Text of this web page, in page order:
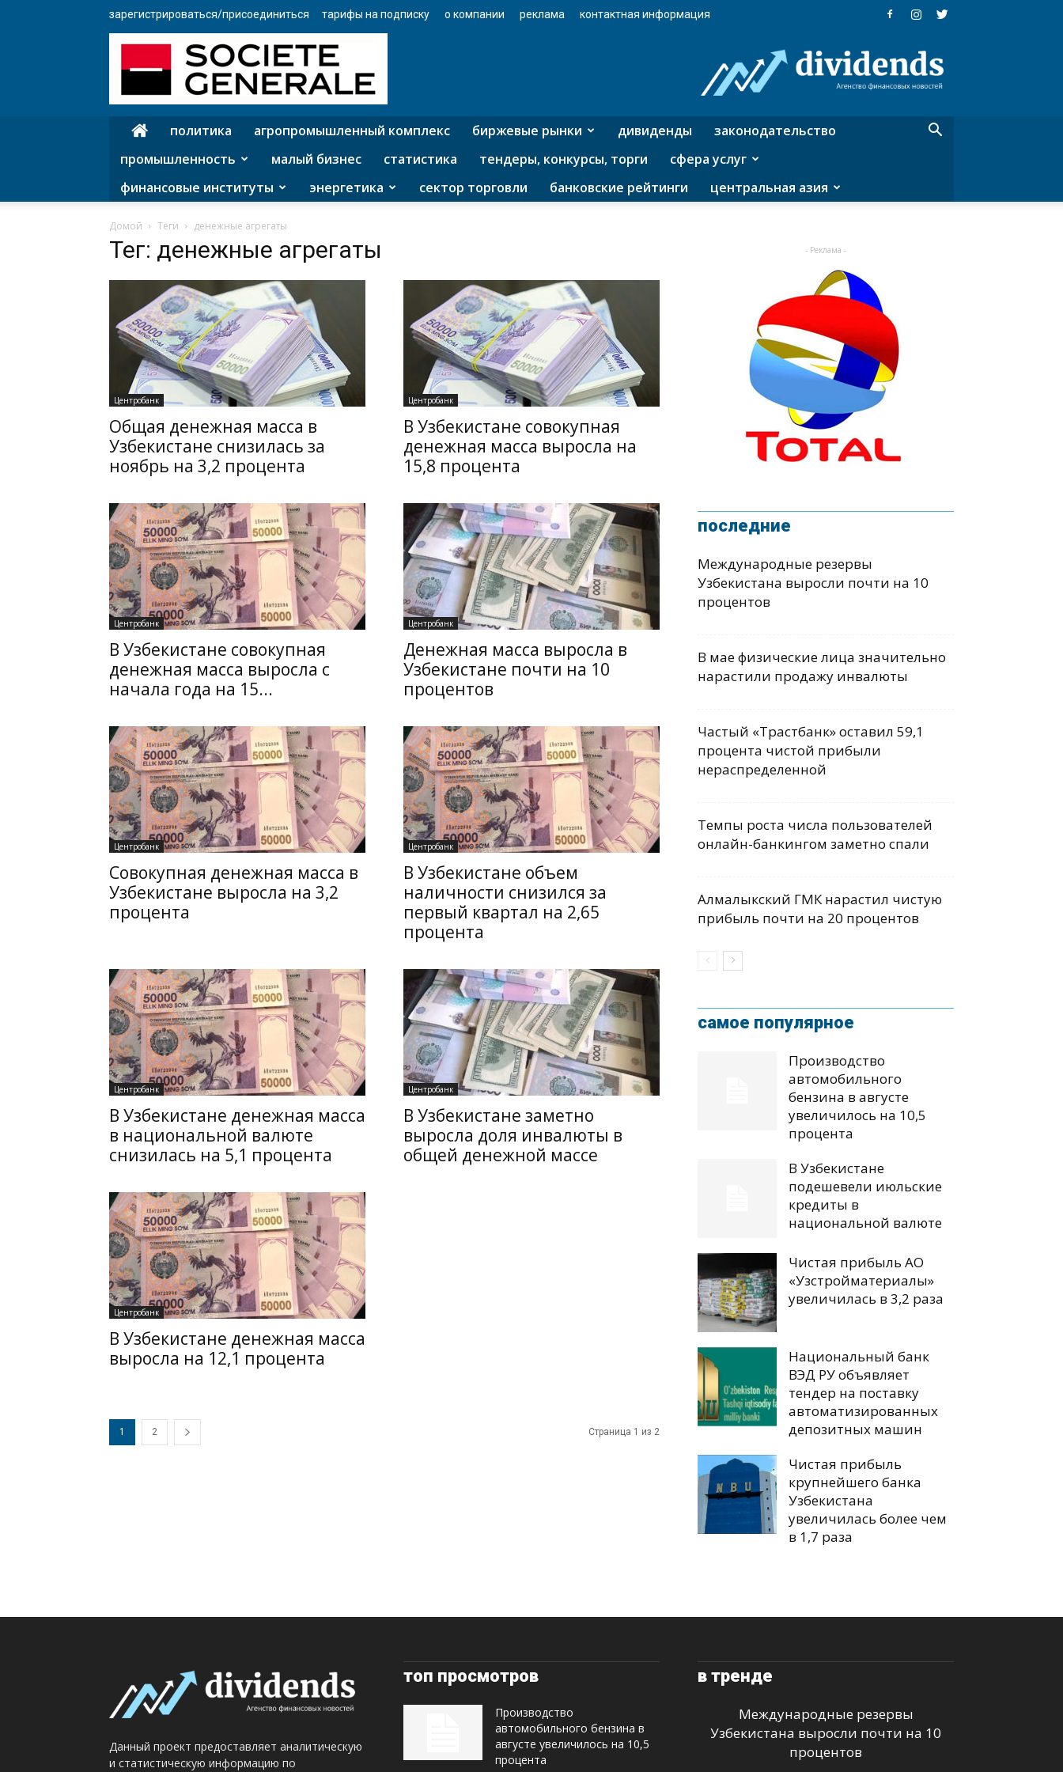
зарегистрироваться/присоединиться тарифы на подписку о компании реклама контактная информация
агентство
финансовых
политика агропромышленный комплекс биржевые рынки дивиденды
законодательство
промышленность
малый бизнес статистика тендеры, конкурсы, торги
сфера услуг
финансовые институты
энергетика сектор торговли банковские рейтинги центральная азия
Домой Теги денежные агрегаты
Тег: денежные агрегаты
Центробанк
Общая денежная масса в
Узбекистане снизилась за
ноябрь на 3,2 процента
Центробанк
В Узбекистане совокупная
денежная масса выросла на
15,8 процента
Центробанк
В Узбекистане совокупная
денежная масса выросла с
начала года на 15...
Центробанк
Денежная масса выросла в
Узбекистане почти на 10
процентов
Центробанк
Совокупная денежная масса в
Узбекистане выросла на 3,2
процента
Центробанк
В Узбекистане объем
наличности снизился за
первый квартал на 2,65
процента
Центробанк
В Узбекистане денежная масса
в национальной валюте
снизилась на 5,1 процента
Центробанк
В Узбекистане заметно
выросла доля инвалюты в
общей денежной массе
Центробанк
В Узбекистане денежная масса
выросла на 12,1 процента
1 2 Страница 1 из 2
- Реклама -
последние
Международные резервы
Узбекистана выросли почти на 10
процентов
В мае физические лица значительно
нарастили продажу инвалюты
Частый «Трастбанк» оставил 59,1
процента чистой прибыли
нераспределенной
Темпы роста числа пользователей
онлайн-банкингом заметно спали
Алмалыкский ГМК нарастил чистую
прибыль почти на 20 процентов
самое популярное
Производство
автомобильного
бензина в августе
увеличилось на 10,5
процента
В Узбекистане
подешевели июльские
кредиты в
национальной валюте
Чистая прибыль АО
«Узстройматериалы»
увеличилась в 3,2 раза
Национальный банк
ВЭД РУ объявляет
тендер на поставку
автоматизированных
депозитных машин
Чистая прибыль
крупнейшего банка
Узбекистана
увеличилась более чем
в 1,7 раза
Данный проект предоставляет аналитическую
и статистическую информацию по
топ просмотров
Производство
автомобильного бензина в
августе увеличилось на 10,5
процента
в тренде
Международные резервы
Узбекистана выросли почти на 10
процентов